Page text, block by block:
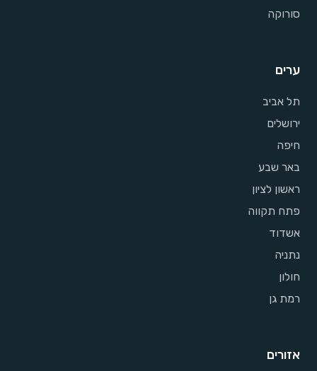
סורוקה
ערים
תל אביב
ירושלים
חיפה
באר שבע
ראשון לציון
פתח תקווה
אשדוד
נתניה
חולון
רמת גן
אזורים